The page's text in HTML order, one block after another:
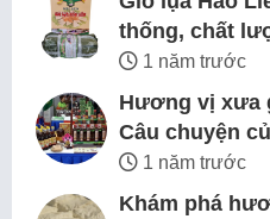
thống, chất
1 năm trước
Hương vị xưa
Câu chuyện
1 năm trước
Khám phá